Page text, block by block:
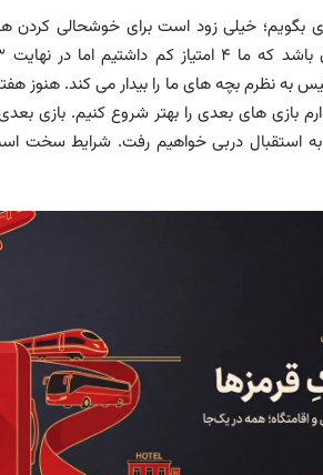
بازی های بعدی را بهتر شروع کنیم. بازی
به استقبال دربی خواهیم رفت. شرایط سخت